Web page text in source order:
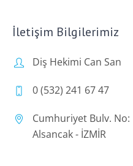
İletişim Bilgilerimiz
Diş Hekimi Can San
0 (532) 241 67 47
Cumhuriyet Bulv. No:
Alsancak - İZMİR